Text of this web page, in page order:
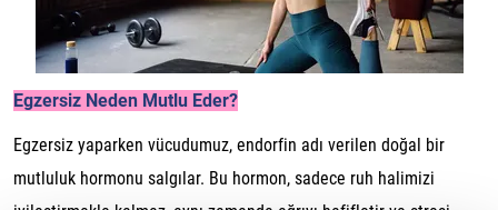
Egzersiz Neden Mutlu Eder?
Egzersiz yaparken vücudumuz, endorfin adı verilen doğal bir
mutluluk hormonu salgılar. Bu hormon, sadece ruh halimizi